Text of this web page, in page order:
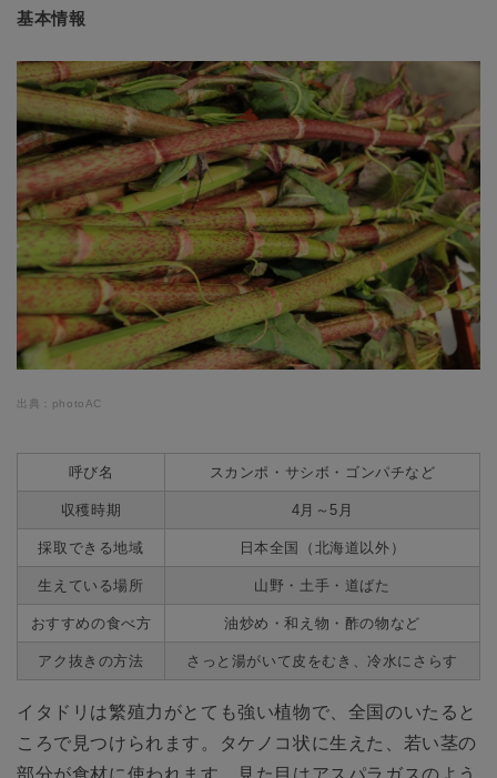
基本情報
出典：photoAC
呼び名 スカンポ・サシボ・ゴンパチなど
収穫時期 4月～5月
採取できる地域 日本全国（北海道以外）
生えている場所 山野・土手・道ばた
おすすめの食べ方 油炒め・和え物・酢の物など
アク抜きの方法 さっと湯がいて皮をむき、冷水にさらす
イタドリは繁殖力がとても強い植物で、全国のいたると
ころで見つけられます。タケノコ状に生えた、若い茎の